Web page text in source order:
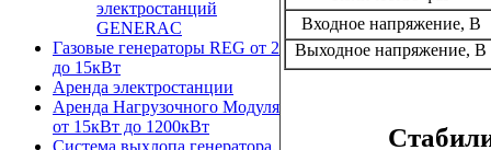
электростанций
GENERAC
Газовые генераторы REG от 2
до 15кВт
Аренда электростанции
Аренда Нагрузочного Модуля
от 15кВт до 1200кВт
Входное напряжение, В
Выходное напряжение, В